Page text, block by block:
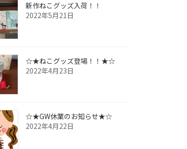
新作ねこグッズ入荷！！
2022年5月21日
☆★ねこグッズ登場！！★☆
2022年4月23日
☆★GW休業のお知らせ★☆
2022年4月22日